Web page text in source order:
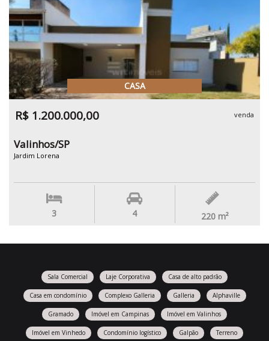
CASA
R$ 1.200.000,00 venda
Valinhos/SP
Jardim Lorena
3 4 220 m²
Sala Comercial Laje Corporativa Casa de alto padrão
Casa em condomínio Complexo Galleria Galleria Alphaville
Gramado Imóvel em Campinas Imóvel em Valinhos
Imóvel em Vinhedo Condomínio logístico Galpão Terreno